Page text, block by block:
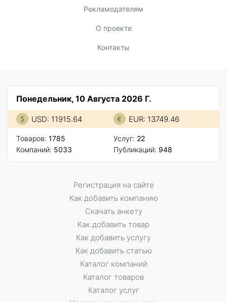
Рекламодателям
О проекте
Контакты
Понедельник, 10 Августа 2026 Г.
USD: 11915.64 EUR: 13749.46
Товаров: 1785
Компаний: 5033
Услуг: 22
Публикаций: 948
Регистрация на сайте
Как добавить компанию
Скачать анкету
Как добавить товар
Как добавить услугу
Как добавить статью
Каталог компаний
Каталог товаров
Каталог услуг